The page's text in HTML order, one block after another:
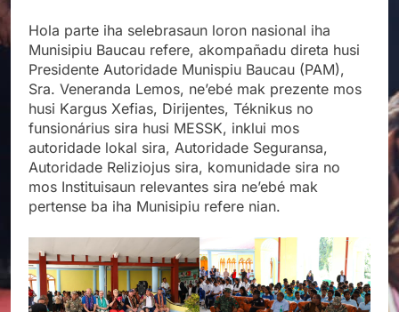
Hola parte iha selebrasaun loron nasional iha
Munisipiu Baucau refere, akompañadu direta husi
Presidente Autoridade Munispiu Baucau (PAM),
Sra. Veneranda Lemos, ne’ebé mak prezente mos
husi Kargus Xefias, Dirijentes, Téknikus no
funsionárius sira husi MESSK, inklui mos
autoridade lokal sira, Autoridade Seguransa,
Autoridade Reliziojus sira, komunidade sira no
mos Instituisaun relevantes sira ne’ebé mak
pertense ba iha Munisipiu refere nian.